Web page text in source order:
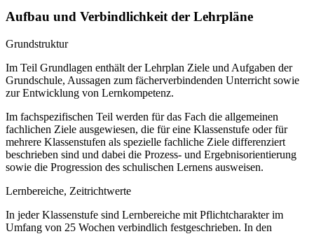
Aufbau und Verbindlichkeit der Lehrpläne
Grundstruktur
Im Teil Grundlagen enthält der Lehrplan Ziele und Aufgaben der
Grundschule, Aussagen zum fächerverbindenden Unterricht sowie
zur Entwicklung von Lernkompetenz.
Im fachspezifischen Teil werden für das Fach die allgemeinen
fachlichen Ziele ausgewiesen, die für eine Klassenstufe oder für
mehrere Klassenstufen als spezielle fachliche Ziele differenziert
beschrieben sind und dabei die Prozess- und Ergebnisorientierung
sowie die Progression des schulischen Lernens ausweisen.
Lernbereiche, Zeitrichtwerte
In jeder Klassenstufe sind Lernbereiche mit Pflichtcharakter im
Umfang von 25 Wochen verbindlich festgeschrieben. In den